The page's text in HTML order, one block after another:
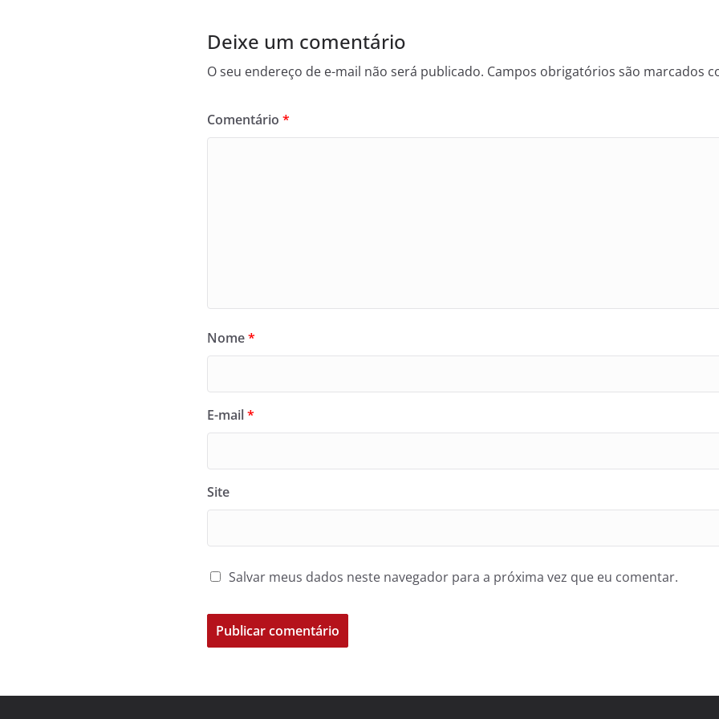
Deixe um comentário
O seu endereço de e-mail não será publicado. Campos obrigatórios são marcados
Comentário *
Nome*
E-mail*
Site
Salvar meus dados neste navegador para a próxima vez que eu comentar.